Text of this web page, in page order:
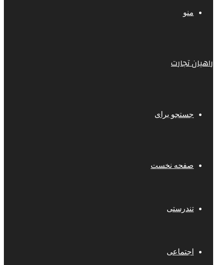
منو
راهیان تجارت
جستجو برای
صفحه نخست
تندرستی
اجتماعی